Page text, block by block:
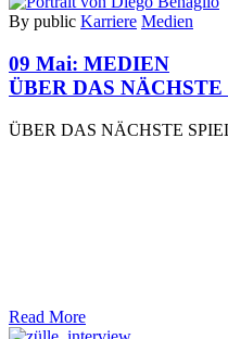
By public Karriere Medien
09 Mai: MEDIEN
ÜBER DAS
ÜBER DAS NÄCHSTE
Read More